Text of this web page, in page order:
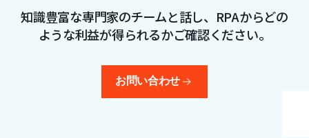
知識豊富な専門家のチームと話し、RPAからどの
ような利益が得られるかご確認ください。
お問い合わせ